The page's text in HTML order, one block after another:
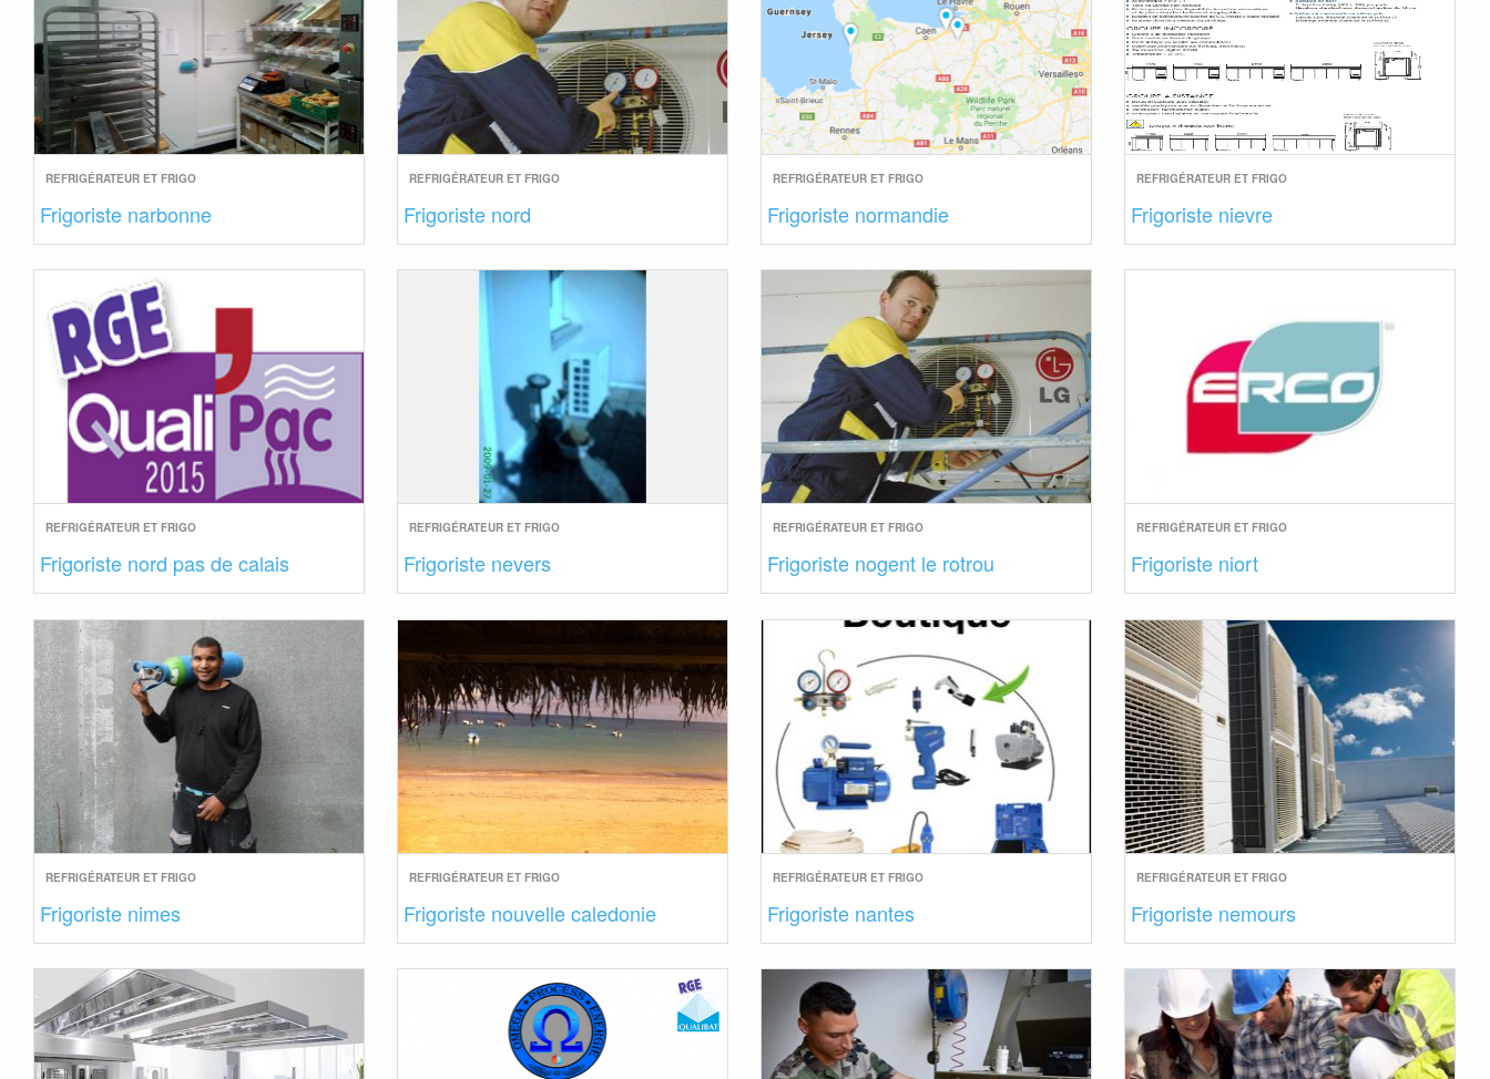
REFRIGÉRATEUR ET FRIGO
Frigoriste narbonne
REFRIGÉRATEUR ET FRIGO
Frigoriste nord
REFRIGÉRATEUR ET FRIGO
Frigoriste normandie
REFRIGÉRATEUR ET FRIGO
Frigoriste nievre
REFRIGÉRATEUR ET FRIGO
Frigoriste nord pas de calais
REFRIGÉRATEUR ET FRIGO
Frigoriste nevers
REFRIGÉRATEUR ET FRIGO
Frigoriste nogent le rotrou
REFRIGÉRATEUR ET FRIGO
Frigoriste niort
REFRIGÉRATEUR ET FRIGO
Frigoriste nimes
REFRIGÉRATEUR ET FRIGO
Frigoriste nouvelle caledonie
REFRIGÉRATEUR ET FRIGO
Frigoriste nantes
REFRIGÉRATEUR ET FRIGO
Frigoriste nemours